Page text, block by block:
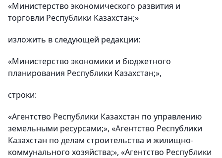
«Министерство экономического развития и
торговли Республики Казахстан;»
изложить в следующей редакции:
«Министерство экономики и бюджетного
планирования Республики Казахстан;»,
строки:
«Агентство Республики Казахстан по управлению
земельными ресурсами;», «Агентство Республики
Казахстан по делам строительства и жилищно-
коммунального хозяйства;», «Агентство Республики